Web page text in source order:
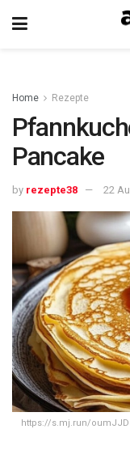
Home Rezepte
Pancake
by rezepte38 22
https://s.mj.run/